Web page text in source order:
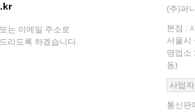
는 이메일 주소로
리도록 하겠습니다.
(주)퍼
본점 :
서울시
영업소
동)
사업
통신판